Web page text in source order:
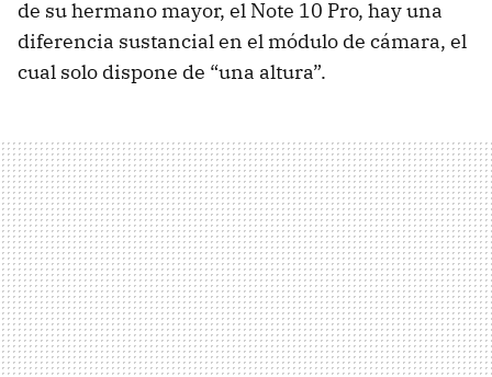
de su hermano mayor, el Note 10 Pro, hay una
diferencia sustancial en el módulo de cámara, el
cual solo dispone de “una altura”.